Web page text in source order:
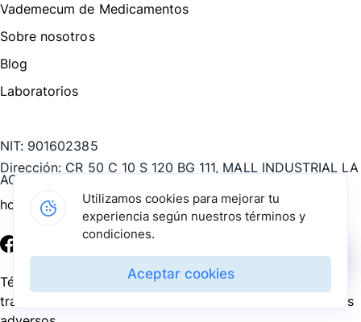
Vademecum de Medicamentos
Sobre nosotros
Blog
Laboratorios
NIT: 901602385
Dirección: CR 50 C 10 S 120 BG 111, MALL INDUSTRIAL LA
AGUACATALA, Medellín - Antioquia, COL
hola@pharmarket.co
2026
Términos y condicionesPolítica de privacidad
tratamiento de datos personales
Reporte de eventos
Utilizamos cookies para mejorar tu
experiencia según nuestros términos y
condiciones.
Aceptar cookies